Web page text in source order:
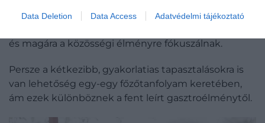
Data Deletion Data Access Adatvédelmi tájékoztató
társaságában – a főzés ilyenkor a mesterekre marad,
és magára a közösségi élményre fókuszálnak.
Persze a kétkezibb, gyakorlatias tapasztalásokra is
van lehetőség egy-egy főzőtanfolyam keretében,
ám ezek különböznek a fent leírt gasztroélménytől.